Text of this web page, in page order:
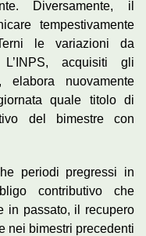
Diversamente, il
tempestivamente
le variazioni da
acquisiti gli
elabora nuovamente
quale titolo di
del bimestre con
periodi pregressi in
contributivo che
in passato, il recupero
nei bimestri precedenti